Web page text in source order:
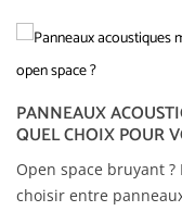
PANNEAUX
QUEL CHOIX POUR
Open space bruyant
choisir entre